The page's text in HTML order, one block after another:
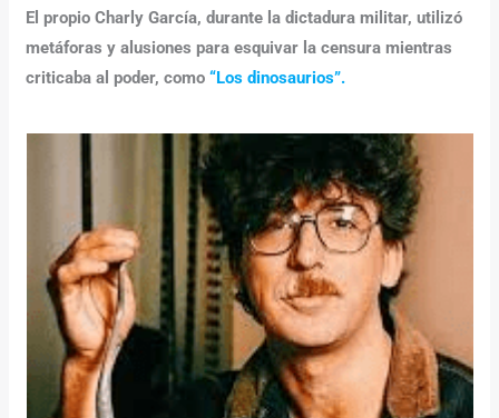
El propio Charly García, durante la dictadura militar, utilizó
metáforas y alusiones para esquivar la censura mientras
criticaba al poder, como“Los dinosaurios”.